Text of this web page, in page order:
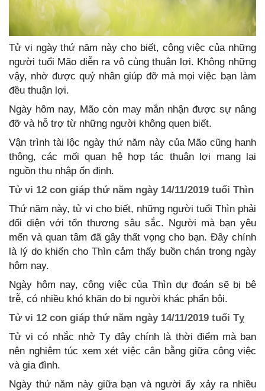
Tử vi ngày thứ năm này cho biết, công việc của những
người tuổi Mão diễn ra vô cùng thuận lợi. Không những
vậy, nhờ được quý nhân giúp đỡ mà mọi việc bạn làm
đều thuận lợi.
Ngày hôm nay, Mão còn may mắn nhận được sự nâng
đỡ và hỗ trợ từ những người không quen biết.
Vận trình tài lộc ngày thứ năm này của Mão cũng hanh
thông, các mối quan hệ hợp tác thuận lợi mang lại
nguồn thu nhập ổn định.
Tử vi 12 con giáp thứ năm ngày 14/11/2019 tuổi Thìn
Thứ năm này, tử vi cho biết, những người tuổi Thìn phải
đối diện với tổn thương sâu sắc. Người mà bạn yêu
mến và quan tâm đã gây thất vọng cho bạn. Đây chính
là lý do khiến cho Thìn cảm thấy buồn chán trong ngày
hôm nay.
Ngày hôm nay, công việc của Thìn dự đoán sẽ bị bê
trễ, có nhiều khó khăn do bị người khác phẩn bội.
Tử vi 12 con giáp thứ năm ngày 14/11/2019 tuổi Tỵ
Tử vi có nhắc nhở Tỵ đây chính là thời điểm mà bạn
nên nghiêm túc xem xét việc cân bằng giữa công việc
và gia đình.
Ngày thứ năm này giữa bạn và người ấy xảy ra nhiều